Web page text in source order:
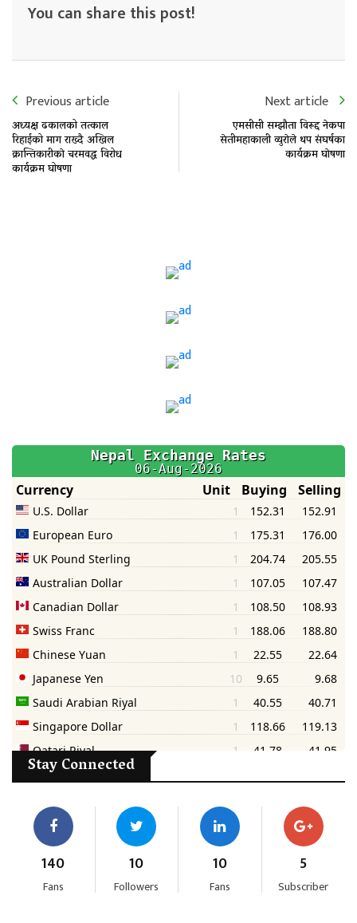
You can share this post!
Previous article
अध्यक्ष ढकालको तत्काल
रिहाईको माग राख्दै अखिल
क्रान्तिकारीकाे चरमवद्ध विरोध
कार्यक्रम घोषणा
Next article
एमसीसी सम्झाैता विरूद्द नेकपा
सेतीमहाकाली व्युराेले थप संघर्षका
कार्यक्रम घाेषणा
Stay Connected
140
Fans
10
Followers
10
Fans
5
Subscriber